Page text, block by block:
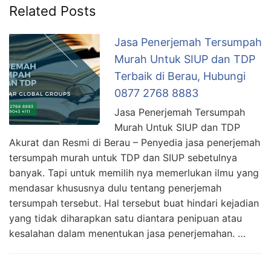
Related Posts
Jasa Penerjemah Tersumpah
Murah Untuk SIUP dan TDP
Terbaik di Berau, Hubungi
0877 2768 8883
Jasa Penerjemah Tersumpah
Murah Untuk SIUP dan TDP
Akurat dan Resmi di Berau – Penyedia jasa penerjemah
tersumpah murah untuk TDP dan SIUP sebetulnya
banyak. Tapi untuk memilih nya memerlukan ilmu yang
mendasar khususnya dulu tentang penerjemah
tersumpah tersebut. Hal tersebut buat hindari kejadian
yang tidak diharapkan satu diantara penipuan atau
kesalahan dalam menentukan jasa penerjemahan. …